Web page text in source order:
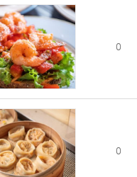
0
0